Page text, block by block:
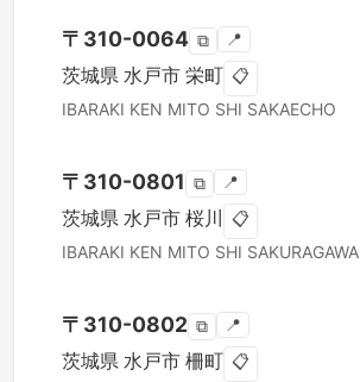
〒 310-0064 ⧉ 📍
茨城県 水戸市 栄町 📋
IBARAKI KEN MITO SHI SAKAECHO
〒 310-0801 ⧉ 📍
茨城県 水戸市 桜川 📋
IBARAKI KEN MITO SHI SAKURAGAWA
〒 310-0802 ⧉ 📍
茨城県 水戸市 柵町 📋